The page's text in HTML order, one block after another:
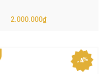
2.000.000₫
- 4%